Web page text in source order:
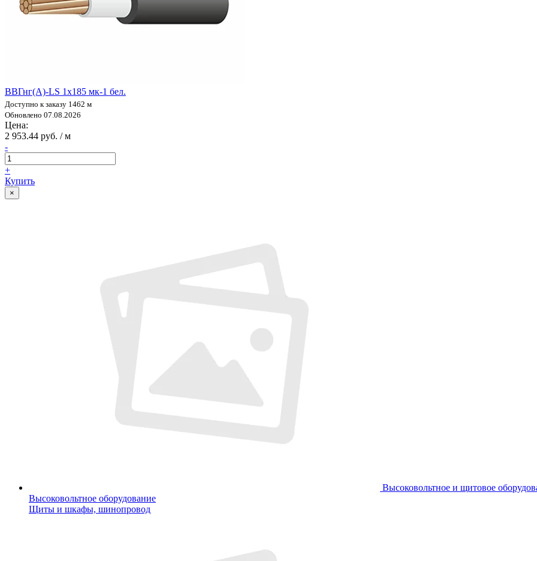
ВВГнг(А)-LS 1х185 мк-1 бел.
Доступно к заказу 1462 м
Обновлено 07.08.2026
Цена:
2 953.44 руб. / м
-
+
Купить
×
Высоковольтное и щитовое
Высоковольтное оборудование
Щиты и шкафы, шинопровод